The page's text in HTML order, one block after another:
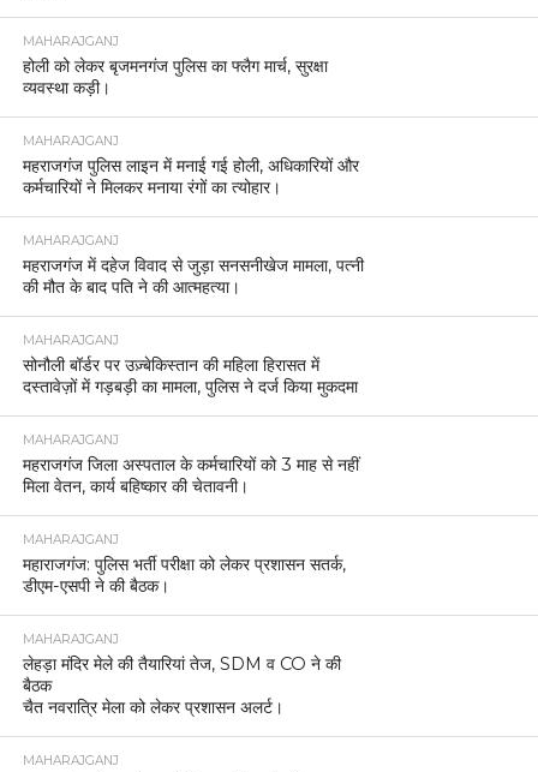
MAHARAJGANJ
होली को लेकर बृजमनगंज पुलिस का फ्लैग मार्च, सुरक्षा
व्यवस्था कड़ी।
MAHARAJGANJ
महराजगंज पुलिस लाइन में मनाई गई होली, अधिकारियों और
कर्मचारियों ने मिलकर मनाया रंगों का त्योहार।
MAHARAJGANJ
महराजगंज में दहेज विवाद से जुड़ा सनसनीखेज मामला, पत्नी
की मौत के बाद पति ने की आत्महत्या।
MAHARAJGANJ
सोनौली बॉर्डर पर उज़्बेकिस्तान की महिला हिरासत में
दस्तावेज़ों में गड़बड़ी का मामला, पुलिस ने दर्ज किया मुकदमा
MAHARAJGANJ
महराजगंज जिला अस्पताल के कर्मचारियों को 3 माह से नहीं
मिला वेतन, कार्य बहिष्कार की चेतावनी।
MAHARAJGANJ
महाराजगंज: पुलिस भर्ती परीक्षा को लेकर प्रशासन सतर्क,
डीएम-एसपी ने की बैठक।
MAHARAJGANJ
लेहड़ा मंदिर मेले की तैयारियां तेज, SDM व CO ने की
बैठक
चैत नवरात्रि मेला को लेकर प्रशासन अलर्ट।
MAHARAJGANJ